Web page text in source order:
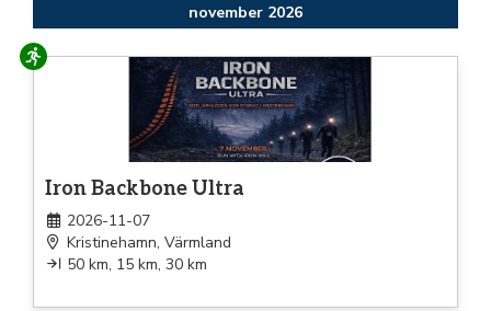
november 2026
Löpning
Iron Backbone Ultra
2026-11-07
Kristinehamn, Värmland
50 km, 15 km, 30 km